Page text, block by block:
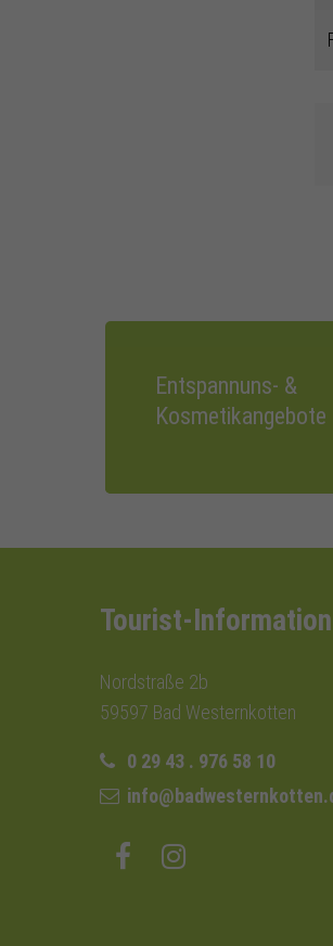
Entspannuns- &
Kosmetikangebote
Tourist-Information
Nordstraße 2b
59597 Bad Westernkotten
0 29 43 . 976 58 10